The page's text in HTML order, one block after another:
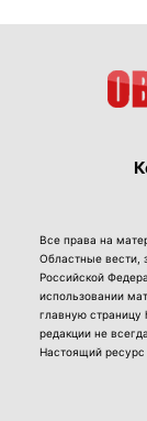
Все права на
Областные вести,
Российской
использовании
главную
редакции не
Настоящий